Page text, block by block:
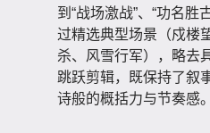
到“战场激战”、“功名胜
过精选典型场景（戍楼
杀、风雪行军），略去
跳跃剪辑，既保持了叙
诗般的概括力与节奏感。